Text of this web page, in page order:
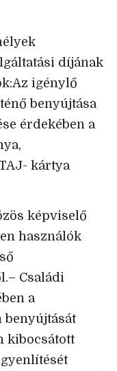
díjának
igénylő
benyújtása
érdekében a
kártya
képviselő
használók
Családi
a
benyújtását
kibocsátott